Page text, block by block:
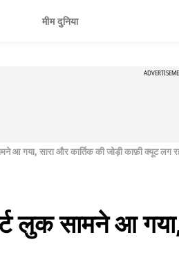
मीम दुनिया
आ गया, सारा और कार्तिक की जोड़ी काफ़ी क्यूट लग
सामने आ गया,